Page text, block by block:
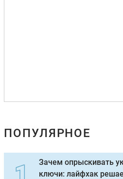
ПОПУЛЯРНОЕ
Зачем опрыскивать
ключи: лайфхак